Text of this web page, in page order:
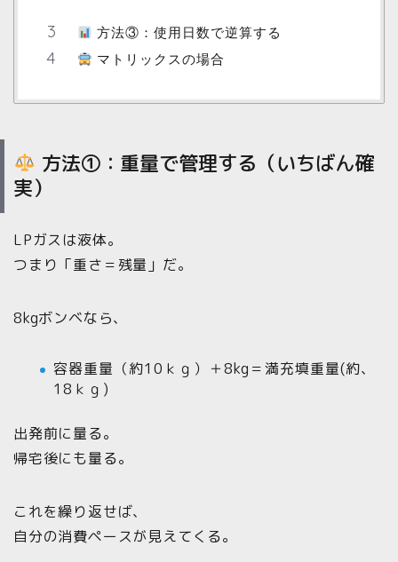
方法③：使用日数で逆算する
マトリックスの場合
方法①：重量で管理する（いちばん確
実）
LPガスは液体。
つまり「重さ＝残量」だ。
8kgボンベなら、
容器重量（約10ｋｇ）＋8kg＝満充填重量(約、
18ｋｇ)
出発前に量る。
帰宅後にも量る。
これを繰り返せば、
自分の消費ペースが見えてくる。